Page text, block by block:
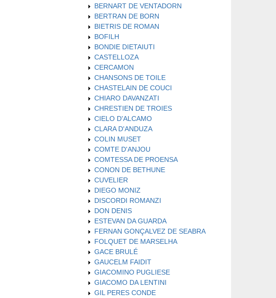
BERNART DE VENTADORN
BERTRAN DE BORN
BIETRIS DE ROMAN
BOFILH
BONDIE DIETAIUTI
CASTELLOZA
CERCAMON
CHANSONS DE TOILE
CHASTELAIN DE COUCI
CHIARO DAVANZATI
CHRESTIEN DE TROIES
CIELO D'ALCAMO
CLARA D'ANDUZA
COLIN MUSET
COMTE D'ANJOU
COMTESSA DE PROENSA
CONON DE BETHUNE
CUVELIER
DIEGO MONIZ
DISCORDI ROMANZI
DON DENIS
ESTEVAN DA GUARDA
FERNAN GONÇALVEZ DE SEABRA
FOLQUET DE MARSELHA
GACE BRULÉ
GAUCELM FAIDIT
GIACOMINO PUGLIESE
GIACOMO DA LENTINI
GIL PERES CONDE